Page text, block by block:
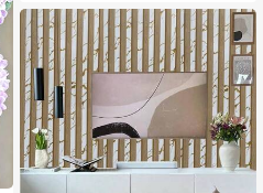
ของขวัญวันแม่, วันเกิด และวันวาเลนไ
ทน์, การจัดห้อง, การตกแต่งบ้าน, ตกแ
ต่งฤดูใบไม้ผลิ, ตกแต่งห้องนอน, ตกแต่
งสถานที่จัดงานแต่งงาน, ภูมิทัศน์สวน,
ตกแต่งทางเดินกลางแจ้ง และของขวัญ
วันแม่สำหรับผู้หญิงสูงอายุ